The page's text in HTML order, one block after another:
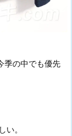
季の中でも優先
。